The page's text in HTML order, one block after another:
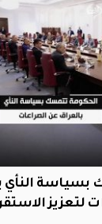
النأي
لتعزيز